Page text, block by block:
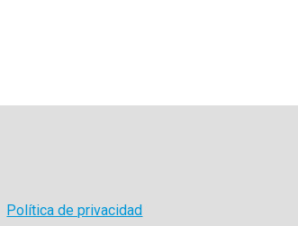
Política de privacidad